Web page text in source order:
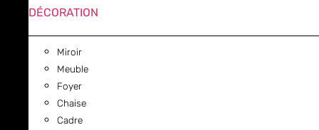
DÉCORATION
Miroir
Meuble
Foyer
Chaise
Cadre